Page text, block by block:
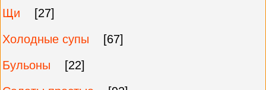
Щи
[27]
Холодные супы
[67]
Бульоны
[22]